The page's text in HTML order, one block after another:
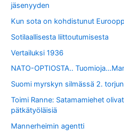
jäsenyyden
Kun sota on kohdistunut
Sotilaallisesta liittoutumisesta
Vertailuksi 1936
NATO-OPTIOSTA..
Suomi myrskyn silmässä 2.
Toimi Ranne: Satamamiehet
pätkätyöläisiä
Mannerheimin agentti